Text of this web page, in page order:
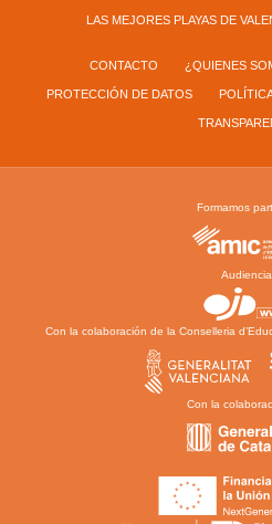
LAS MEJORES PLAYAS DE
CONTACTO ¿QUIENES
PROTECCIÓN DE DATOS
Formamos
Con la colaboración de la Conselleria
Con la